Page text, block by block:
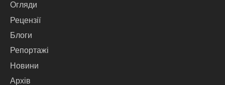
Огляди
Рецензії
Блоги
Репортажі
Новини
Архів